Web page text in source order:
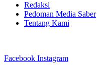
Redaksi
Pedoman Media Saber
Tentang Kami
Facebook Instagram